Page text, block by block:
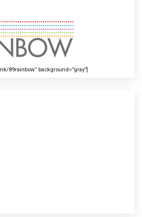
89rainbow” background=”gray”]